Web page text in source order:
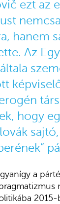
ezt az
hanem
Az
hogy
a
2015-